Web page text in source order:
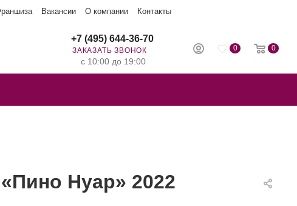
Вакансии О компании Контакты
0 0
+7 (495) 644-36-70
ЗАКАЗАТЬ ЗВОНОК
с 10:00 до 19:00
Нуар» 2022